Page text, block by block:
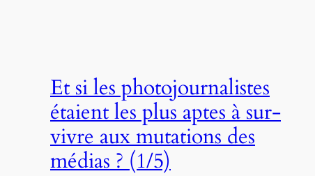
Et si les photojournalistes
étaient les plus aptes à sur-
vivre aux mutations des
médias ? (1/5)